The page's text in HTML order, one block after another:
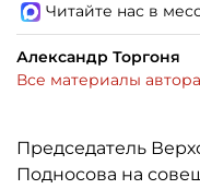
Читайте нас в
Александр Торгоня
Все материалы автора
Председатель
Подносова на